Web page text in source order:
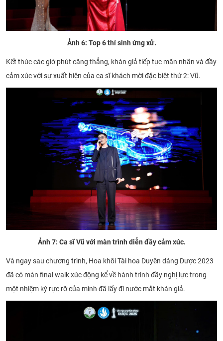
Ảnh 6: Top 6 thí sinh ứng xử.
Kết thúc các giờ phút căng thẳng, khán giả tiếp tục mãn nhãn và đầy
cảm xúc với sự xuất hiện của ca sĩ khách mời đặc biệt thứ 2: Vũ.
Ảnh 7: Ca sĩ Vũ với màn trình diễn đầy cảm xúc.
Và ngay sau chương trình, Hoa khôi Tài hoa Duyên dáng Dược 2023
đã có màn final walk xúc động kể về hành trình đầy nghị lực trong
một nhiệm kỳ rực rỡ của mình đã lấy đi nước mắt khán giả.